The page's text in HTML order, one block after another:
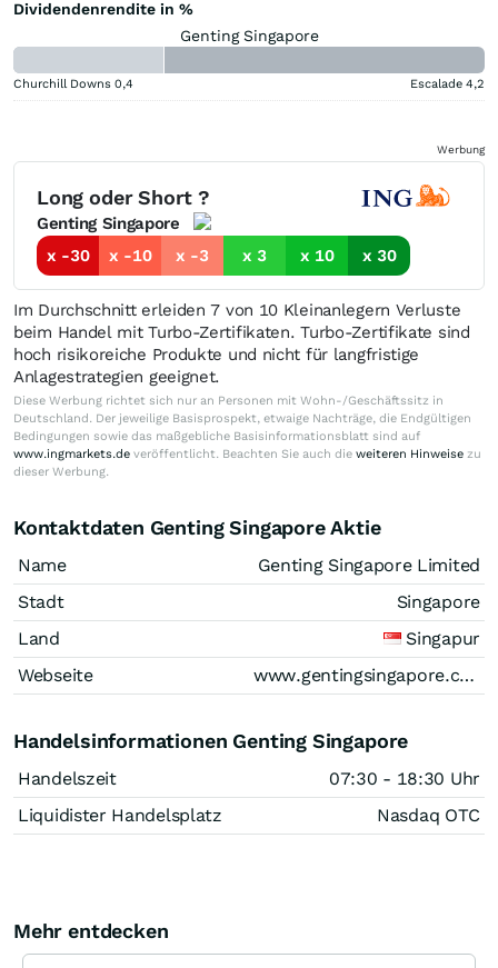
Dividendenrendite in %
Genting Singapore
Churchill Downs 0,4 Escalade 4,2
Werbung
Long oder Short ?
Genting Singapore
x -30
x -10 x -3 x 3 x 10 x 30
Im Durchschnitt erleiden 7 von 10 Kleinanlegern Verluste
beim Handel mit Turbo-Zertifikaten. Turbo-Zertifikate sind
hoch risikoreiche Produkte und nicht für langfristige
Anlagestrategien geeignet.
Diese Werbung richtet sich nur an Personen mit Wohn-/Geschäftssitz in
Deutschland. Der jeweilige Basisprospekt, etwaige Nachträge, die Endgültigen
Bedingungen sowie das maßgebliche Basisinformationsblatt sind auf
www.ingmarkets.de veröffentlicht. Beachten Sie auch die weiteren Hinweise zu
dieser Werbung.
Kontaktdaten Genting Singapore Aktie
Name
Genting Singapore Limited
Stadt
Singapore
Land
Singapur
Webseite
www.gentingsingapore.com
Handelsinformationen Genting Singapore
Handelszeit
07:30 - 18:30 Uhr
Liquidister Handelsplatz
Nasdaq OTC
Mehr entdecken